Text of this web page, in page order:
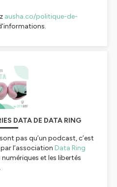
ausha.co/politique-de-
DATA DE DATA RING
pas qu’un podcast, c’est
l’association Data Ring
et les libertés